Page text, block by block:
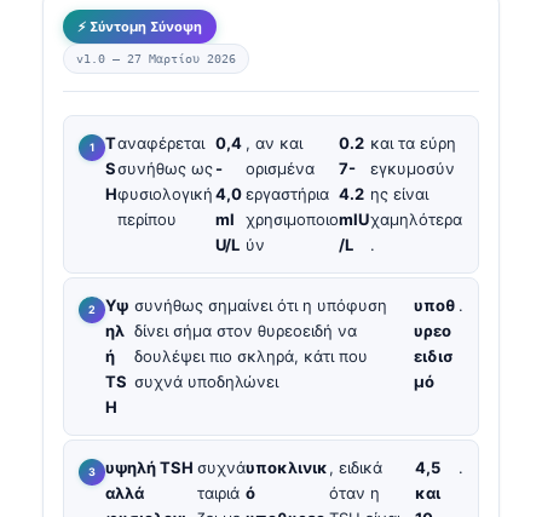
⚡ Σύντομη Σύνοψη
v1.0 — 27 Μαρτίου 2026
T
S
H
αναφέρεται
συνήθως ως
φυσιολογική
περίπου
0,4
-
4,0
mI
U/L
, αν και
ορισμένα
εργαστήρια
χρησιμοποιο
ύν
0.2
7-
4.2
mIU
/L
και τα εύρη
εγκυμοσύν
ης είναι
χαμηλότερα
.
Υψ
ηλ
ή
TS
H
συνήθως σημαίνει ότι η υπόφυση
δίνει σήμα στον θυρεοειδή να
δουλέψει πιο σκληρά, κάτι που
συχνά υποδηλώνει
υποθ
υρεο
ειδισ
μό
.
υψηλή TSH
αλλά
συχνά
ταιριά
υποκλινικ
ό
, ειδικά
όταν η
4,5
και
.